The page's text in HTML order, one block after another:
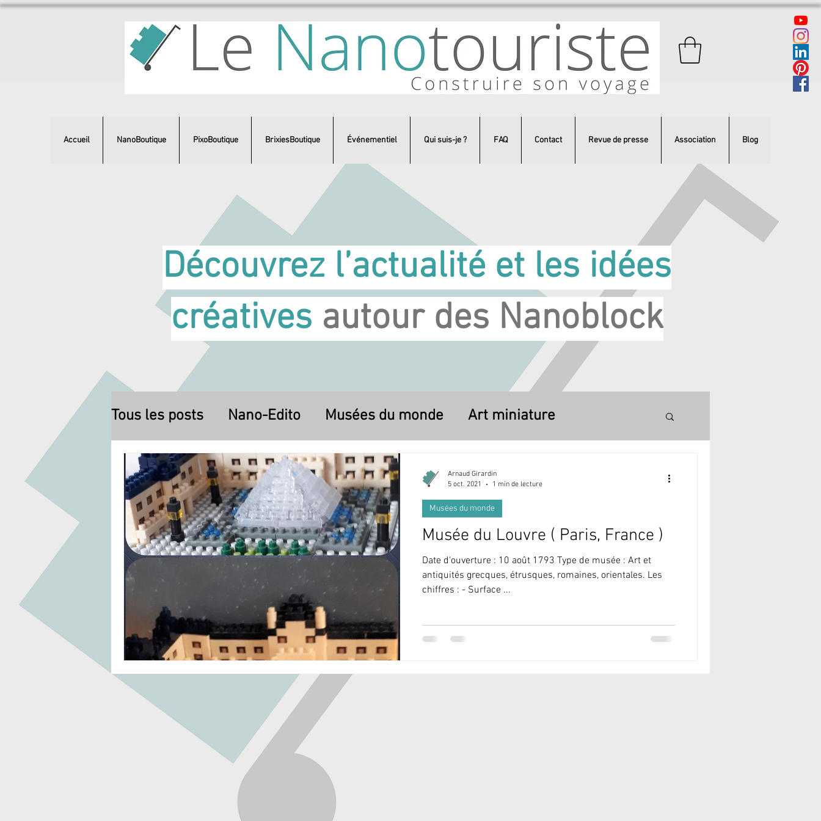
Accueil NanoBoutique PixoBoutique BrixiesBoutique Événementiel Qui suis-je ? FAQ Contact Revue de presse Association Blog
Découvrez l’actualité et les idées
créatives autour des Nanoblock
Tous les posts Nano-Edito Musées du monde Art miniature
À construire chez soi
Musée du Louvre ( Paris, France )
Date d'ouverture : 10 août 1793 Type de musée : Art et
antiquités grecques, étrusques, romaines, orientales. Les
chiffres : - Surface ...
Musées du monde
Arnaud Girardin
5 oct. 2021
1 min de lecture